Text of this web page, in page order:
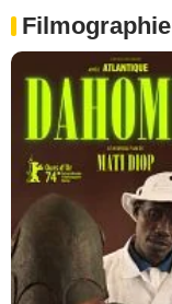
Filmographie